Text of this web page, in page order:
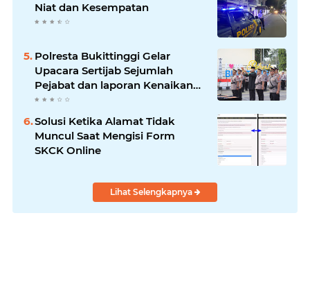
Niat dan Kesempatan
Polresta Bukittinggi Gelar
Upacara Sertijab Sejumlah
Pejabat dan laporan Kenaikan
Pangkat Pengabdian
Solusi Ketika Alamat Tidak
Muncul Saat Mengisi Form
SKCK Online
Lihat Selengkapnya